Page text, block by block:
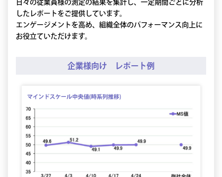
日々の従業員様の測定の結果を集計し、一定期間ごとに分析
したレポートをご提供しています。
エンゲージメントを高め、組織全体のパフォーマンス向上に
お役立ていただけます。
企業様向け レポート例